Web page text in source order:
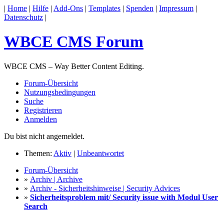
| Home | Hilfe | Add-Ons | Templates | Spenden | Impressum |
Datenschutz |
WBCE CMS Forum
WBCE CMS – Way Better Content Editing.
Forum-Übersicht
Nutzungsbedingungen
Suche
Registrieren
Anmelden
Du bist nicht angemeldet.
Themen: Aktiv | Unbeantwortet
Forum-Übersicht
» Archiv | Archive
» Archiv - Sicherheitshinweise | Security Advices
» Sicherheitsproblem mit/ Security issue with Modul User
Search